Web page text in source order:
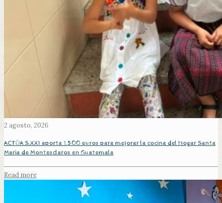
2 agosto, 2026
ACTÚA S.XXI aporta 1.500 euros para mejorar la cocina del Hogar Santa
María de Montesclaros en Guatemala
Read more